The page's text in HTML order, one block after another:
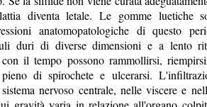
diventa letale. Le gomme luetiche
anatomopatologiche di questo
duri di diverse dimensioni e a lento
con il tempo possono rammollirsi,
di spirochete e ulcerarsi.
nervoso centrale, nelle viscere e